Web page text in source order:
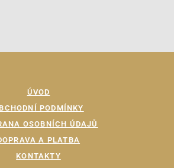
ÚVOD
PODMÍNKY
OSOBNÍCH ÚDAJŮ
A PLATBA
KONTAKTY